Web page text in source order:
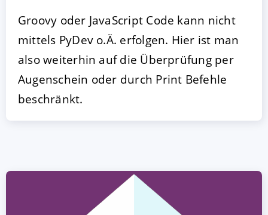
Groovy oder JavaScript Code kann nicht
mittels PyDev o.Ä. erfolgen. Hier ist man
also weiterhin auf die Überprüfung per
Augenschein oder durch Print Befehle
beschränkt.